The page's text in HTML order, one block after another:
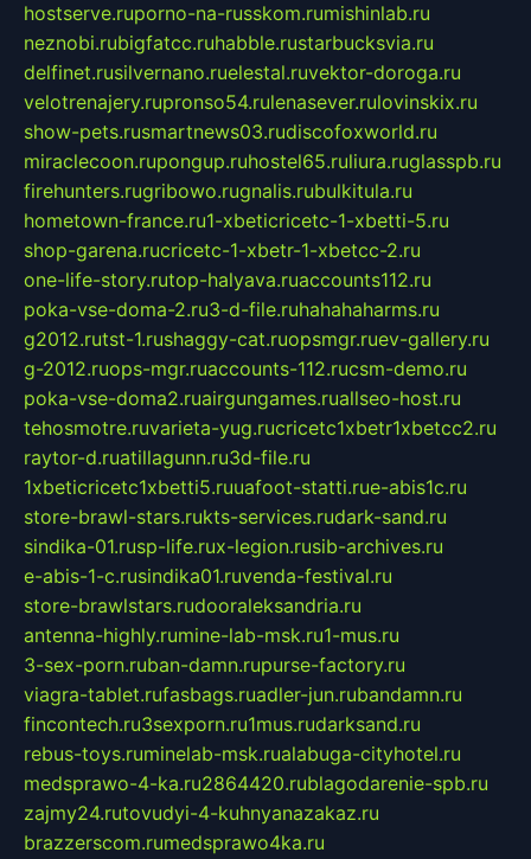
hostserve.ruporno-na-russkom.rumishinlab.ru
neznobi.rubigfatcc.ruhabble.rustarbucksvia.ru
delfinet.rusilvernano.ruelestal.ruvektor-doroga.ru
velotrenajery.rupronso54.rulenasever.rulovinskix.ru
show-pets.rusmartnews03.rudiscofoxworld.ru
miraclecoon.rupongup.ruhostel65.ruliura.ruglasspb.ru
firehunters.rugribowo.rugnalis.rubulkitula.ru
hometown-france.ru1-xbeticricetc-1-xbetti-5.ru
shop-garena.rucricetc-1-xbetr-1-xbetcc-2.ru
one-life-story.rutop-halyava.ruaccounts112.ru
poka-vse-doma-2.ru3-d-file.ruhahahaharms.ru
g2012.rutst-1.rushaggy-cat.ruopsmgr.ruev-gallery.ru
g-2012.ruops-mgr.ruaccounts-112.rucsm-demo.ru
poka-vse-doma2.ruairgungames.ruallseo-host.ru
tehosmotre.ruvarieta-yug.rucricetc1xbetr1xbetcc2.ru
raytor-d.ruatillagunn.ru3d-file.ru
1xbeticricetc1xbetti5.ruuafoot-statti.rue-abis1c.ru
store-brawl-stars.rukts-services.rudark-sand.ru
sindika-01.rusp-life.rux-legion.rusib-archives.ru
e-abis-1-c.rusindika01.ruvenda-festival.ru
store-brawlstars.rudooraleksandria.ru
antenna-highly.rumine-lab-msk.ru1-mus.ru
3-sex-porn.ruban-damn.rupurse-factory.ru
viagra-tablet.rufasbags.ruadler-jun.rubandamn.ru
fincontech.ru3sexporn.ru1mus.rudarksand.ru
rebus-toys.ruminelab-msk.rualabuga-cityhotel.ru
medsprawo-4-ka.ru2864420.rublagodarenie-spb.ru
zajmy24.rutovudyi-4-kuhnyanazakaz.ru
brazzerscom.rumedsprawo4ka.ru